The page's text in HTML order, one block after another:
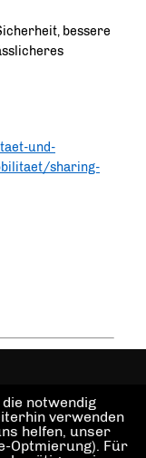
bessere
und-
sharing-
notwendig
verwenden
helfen, unser
Optmierung). Für